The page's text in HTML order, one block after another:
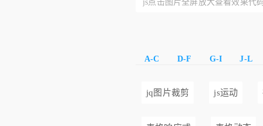
js点击图片全屏放大查看效果代
A-C D-F G-I J-L
jq图片裁剪 js运动